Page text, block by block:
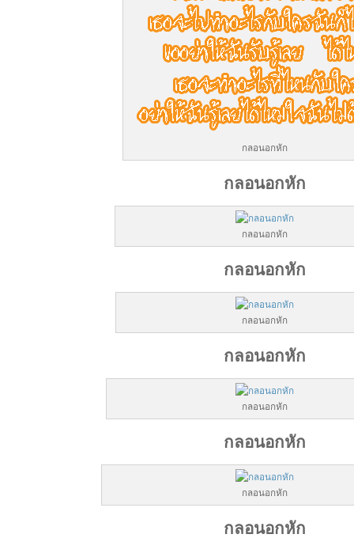
กลอนอกหัก
กลอนอกหัก
กลอนอกหัก
กลอนอกหัก
กลอนอกหัก
กลอนอกหัก
กลอนอกหัก
กลอนอกหัก
กลอนอกหัก
กลอนอกหัก